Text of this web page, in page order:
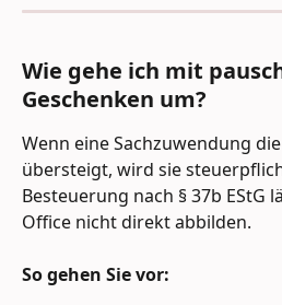
Wie gehe ich mit
Geschenken um?
Wenn eine Sachzuwendung
übersteigt, wird sie
Besteuerung nach § 37b EStG
Office nicht direkt abbilden.
So gehen Sie vor: